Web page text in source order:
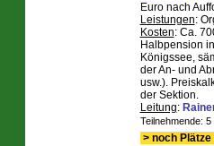
Euro nach
Leistungen:
Kosten: Ca.
Halbpension
Königssee,
der An- und
usw.).
der Sektion.
Leitung:
Teilnehmende:
> noch